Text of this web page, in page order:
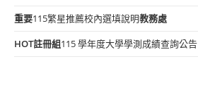
重要115繁星推薦校內選填說明教務處
HOT註冊組115 學年度大學學測成績查詢公告